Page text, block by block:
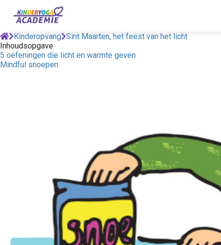
Kinderopvang Sint Maarten, het feest van het licht
Inhoudsopgave
5 oefeningen die licht en warmte geven
Mindful snoepen